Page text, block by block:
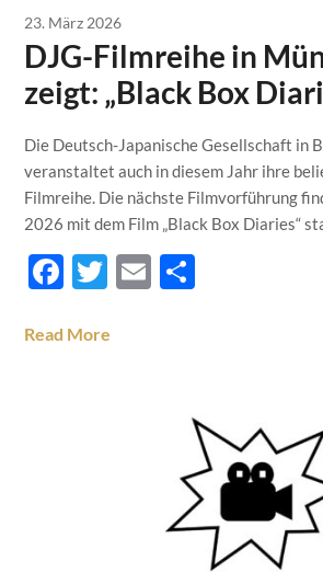
23. März 2026
DJG-Filmreihe in
zeigt: „Black Box
Die Deutsch-Japanische Gesellschaft in
veranstaltet auch in diesem Jahr ihre
Filmreihe. Die nächste Filmvorführung
2026 mit dem Film „Black Box Diaries“
Facebook
Twitter
Email
Read More